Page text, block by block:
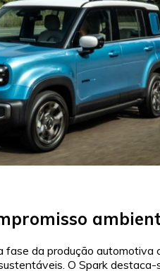
da produção automotiva
O Spark destaca-